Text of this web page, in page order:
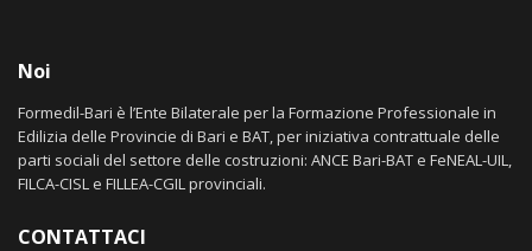
Noi
Formedil-Bari è l’Ente Bilaterale per la Formazione Professionale in
Edilizia delle Provincie di Bari e BAT, per iniziativa contrattuale delle
parti sociali del settore delle costruzioni: ANCE Bari-BAT e FeNEAL-UIL,
FILCA-CISL e FILLEA-CGIL provinciali.
CONTATTACI